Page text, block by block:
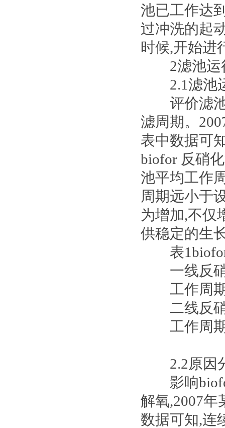
池已工作达
过冲洗的起
时候,开始进
2滤池运
2.1滤池
评价滤池
滤周期。
表中数据可
biofor 反硝
池平均工作
周期远小于
为增加,不仅
供稳定的生
表1biofor
一线反硝
工作周期
二线反硝
工作周期
2.2原因
影响biofor
解氧,2007年
数据可知,连